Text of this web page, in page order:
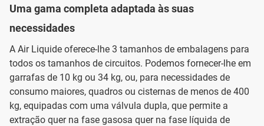
Uma gama completa adaptada às suas
necessidades
A Air Liquide oferece-lhe 3 tamanhos de embalagens para
todos os tamanhos de circuitos. Podemos fornecer-lhe em
garrafas de 10 kg ou 34 kg, ou, para necessidades de
consumo maiores, quadros ou cisternas de menos de 400
kg, equipadas com uma válvula dupla, que permite a
extração quer na fase gasosa quer na fase líquida de